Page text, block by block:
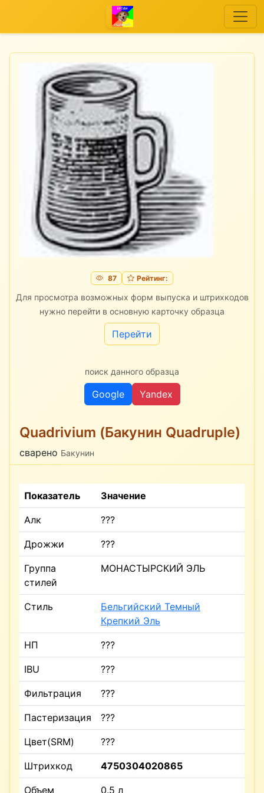
87 Рейтинг:
Для просмотра возможных форм выпуска и штрихкодов
нужно перейти в основную карточку образца
Перейти
поиск данного образца
Google Yandex
Quadrivium (Бакунин Quadruple)
сварено Бакунин
Показатель Значение
Алк ???
Дрожжи ???
Группа
стилей
МОНАСТЫРСКИЙ ЭЛЬ
Стиль
Бельгийский Темный
Крепкий Эль
НП ???
IBU ???
Фильтрация ???
Пастеризация ???
Цвет(SRM) ???
Штрихкод 4750304020865
Объем 0.5 л